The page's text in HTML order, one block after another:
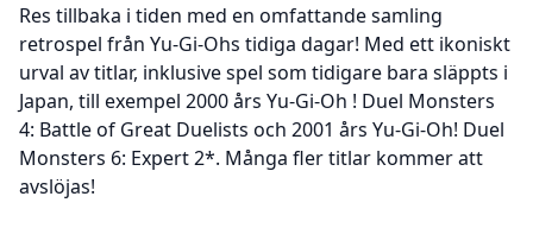
Res tillbaka i tiden med en omfattande samling
retrospel från Yu-Gi-Ohs tidiga dagar! Med ett ikoniskt
urval av titlar, inklusive spel som tidigare bara släppts i
Japan, till exempel 2000 års Yu-Gi-Oh ! Duel Monsters
4: Battle of Great Duelists och 2001 års Yu-Gi-Oh! Duel
Monsters 6: Expert 2*. Många fler titlar kommer att
avslöjas!